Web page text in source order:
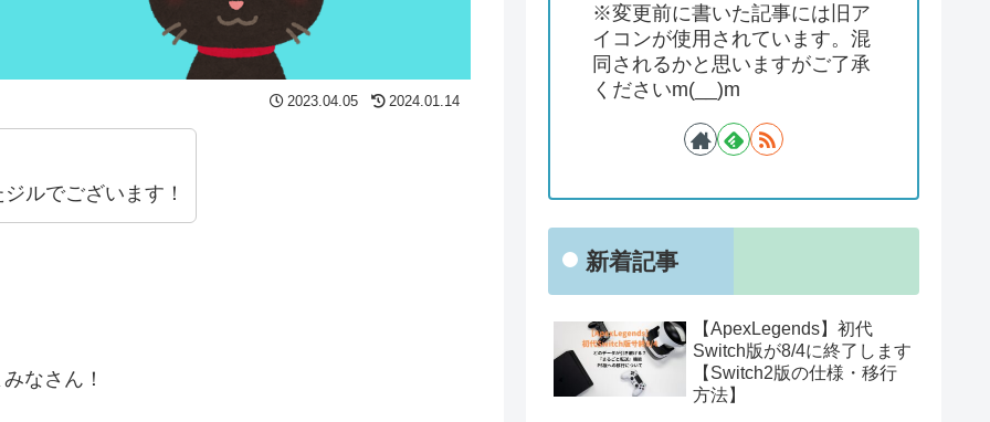
2023.04.05 2024.01.14
ルでございます！
なさん！
※変更前に書いた記事には旧ア
イコンが使用されています。混
同されるかと思いますがご了承
くださいm(__)m
新着記事
【ApexLegends】初代
Switch版が8/4に終了します
【Switch2版の仕様・移行
方法】